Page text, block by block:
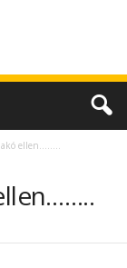
ellen……..